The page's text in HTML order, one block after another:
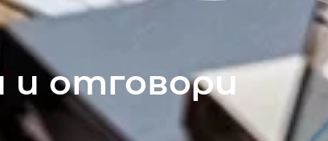
и отговори